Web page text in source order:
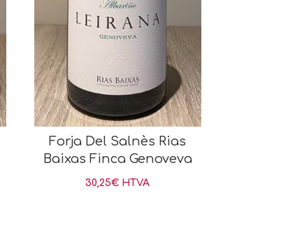
Forja Del Salnès Rias
Baixas Finca Genoveva
30,25€ HTVA